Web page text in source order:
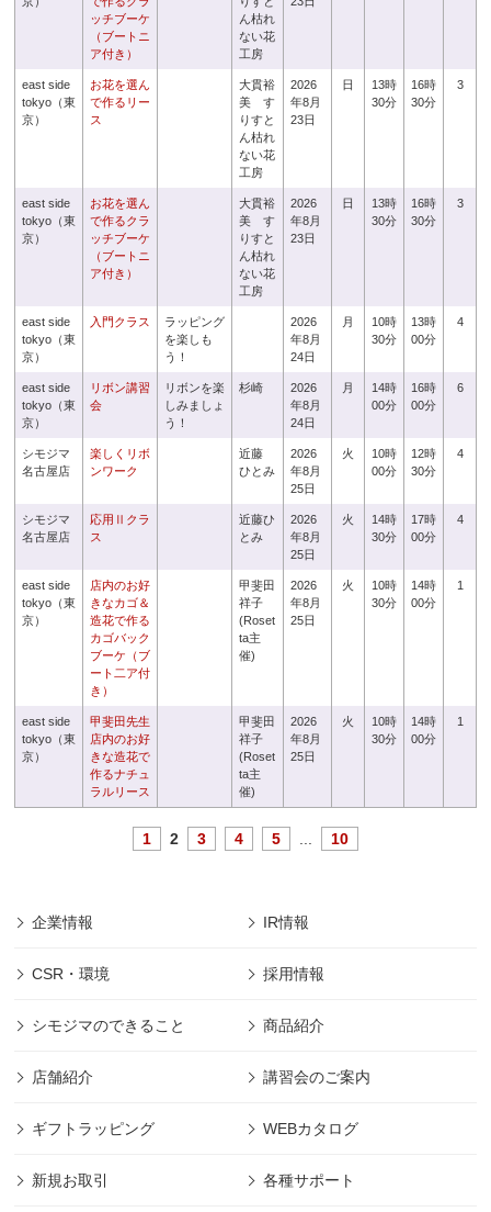
ッチブーケ
（ブートニ
ア付き）
ん枯れ
ない花
工房
east side
tokyo（東
京）
お花を選ん
で作るリー
ス
大貫裕
美 す
りすと
ん枯れ
ない花
工房
2026
年8月
23日
日
13時
30分
16時
30分
3
east side
tokyo（東
京）
お花を選ん
で作るクラ
ッチブーケ
（ブートニ
ア付き）
大貫裕
美 す
りすと
ん枯れ
ない花
工房
2026
年8月
23日
日
13時
30分
16時
30分
3
east side
tokyo（東
京）
入門クラス
ラッピング
を楽しも
う！
2026
年8月
24日
月
10時
30分
13時
00分
4
east side
tokyo（東
京）
リボン講習
会
リボンを楽
しみましょ
う！
杉崎
2026
年8月
24日
月
14時
00分
16時
00分
6
シモジマ
名古屋店
楽しくリボ
ンワーク
近藤
ひとみ
2026
年8月
25日
火
10時
00分
12時
30分
4
シモジマ
名古屋店
応用Ⅱクラ
ス
近藤ひ
とみ
2026
年8月
25日
火
14時
30分
17時
00分
4
east side
tokyo（東
京）
店内のお好
きなカゴ＆
造花で作る
カゴバック
ブーケ（ブ
ート二ア付
き）
甲斐田
祥子
(Roset
ta主
催)
2026
年8月
25日
火
10時
30分
14時
00分
1
east side
tokyo（東
京）
甲斐田先生
店内のお好
きな造花で
作るナチュ
ラルリース
甲斐田
祥子
(Roset
ta主
催)
2026
年8月
25日
火
10時
30分
14時
00分
1
1 2 3 4 5 10
企業情報 IR情報
CSR・環境 採用情報
シモジマのできること 商品紹介
店舗紹介 講習会のご案内
ギフトラッピング WEBカタログ
新規お取引 各種サポート